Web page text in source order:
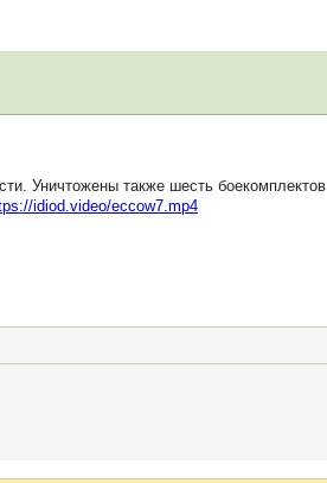
Уничтожены также шесть боекомплектов
idiod.video/eccow7.mp4